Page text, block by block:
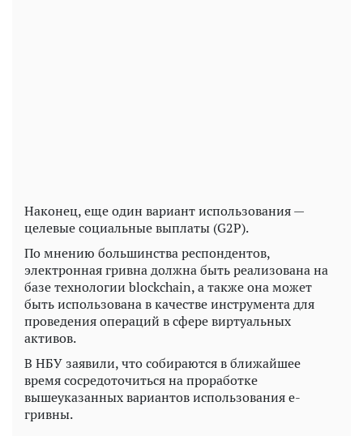
Наконец, еще один вариант использования —
целевые социальные выплаты (G2P).
По мнению большинства респондентов,
электронная гривна должна быть реализована на
базе технологии blockchain, а также она может
быть использована в качестве инструмента для
проведения операций в сфере виртуальных
активов.
В НБУ заявили, что собираются в ближайшее
время сосредоточиться на проработке
вышеуказанных вариантов использования е-
гривны.